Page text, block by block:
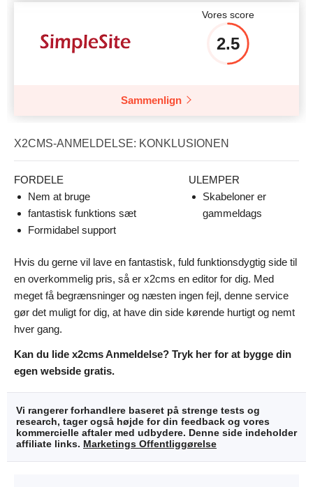
Vores score
2.5
Sammenlign
X2CMS-ANMELDELSE: KONKLUSIONEN
FORDELE
ULEMPER
Nem at bruge
fantastisk funktions sæt
Formidabel support
Skabeloner er
gammeldags
Hvis du gerne vil lave en fantastisk, fuld funktionsdygtig side til
en overkommelig pris, så er x2cms en editor for dig. Med
meget få begrænsninger og næsten ingen fejl, denne service
gør det muligt for dig, at have din side kørende hurtigt og nemt
hver gang.
Kan du lide x2cms Anmeldelse? Tryk her for at bygge din
egen webside gratis.
Vi rangerer forhandlere baseret på strenge tests og
research, tager også højde for din feedback og vores
kommercielle aftaler med udbydere. Denne side indeholder
affiliate links. Marketings Offentliggørelse